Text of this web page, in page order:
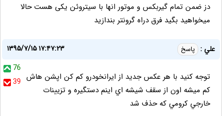
دز ضمن تمام گیربکس و موتور انها با سیتروئن یکی هست حالا
میخواهید بگید فرق دراه گرونتر بندازید
علي : پاسخ
۱۳۹۵/۷/۱۵ ۱۷:۴۷:۲۳
76
39 توجه كنيد با هر عكس جديد از ايرانخودرو كم كن اپشن هاش
كم ميشه اون از سقف شيشه اي اينم دستگيره و تزيينات
خارجي كرومي كه حذف شد